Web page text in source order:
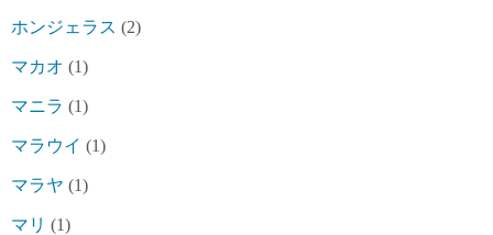
ホンジェラス (2)
マカオ (1)
マニラ (1)
マラウイ (1)
マラヤ (1)
マリ (1)